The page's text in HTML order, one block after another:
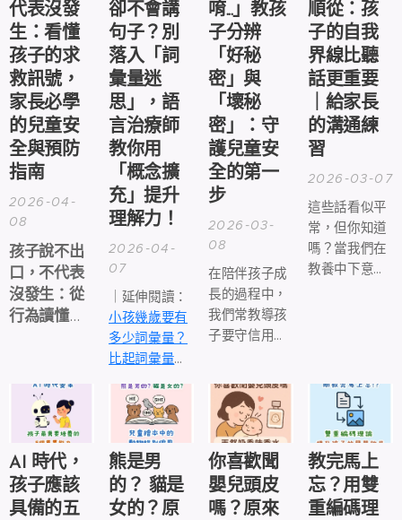
代表沒發
生：看懂
孩子的求
救訊號，
家長必學
的兒童安
全與預防
指南
2026-04-
08
孩子說不出
口，不代表
沒發生：從
行為讀懂警
與安全防線
卻不會講
句子？別
落入「詞
彙量迷
思」，語
言治療師
教你用
「概念擴
充」提升
理解力！
2026-04-
07
｜延伸閱讀：
小孩幾歲要有
多少詞彙量？
比起詞彙量，
詞句結構發展
唷...」 教孩
子分辨
「好秘
密」與
「壞秘
密」：守
護兒童安
全的第一
步
2026-03-
08
在陪伴孩子成
長的過程中，
我們常教導孩
子要守信用、
順從：孩
子的自我
界線比聽
話更重要
｜給家長
的溝通練
習
2026-03-07
這些話看似平
常，但你知道
嗎？當我們在
教養中下意識
AI 時代，
孩子應該
具備的五
熊是男
的？ 貓是
女的？原
你喜歡聞
嬰兒頭皮
嗎？原來
教完馬上
忘？用雙
重編碼理